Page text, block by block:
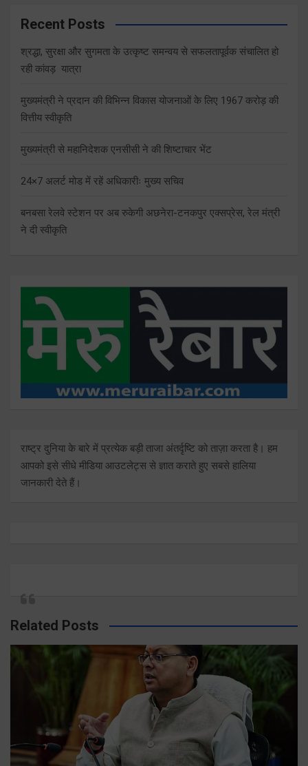
Recent Posts
श्रद्धा, सुरक्षा और सुगमता के उत्कृष्ट समन्वय से सफलतापूर्वक संचालित हो
रही कांवड़ यात्रा
मुख्यमंत्री ने प्रदान की विभिन्न विकास योजनाओं के लिए 1967 करोड़ की
वित्तीय स्वीकृति
मुख्यमंत्री से महानिदेशक एनसीसी ने की शिष्टाचार भेंट
24×7 अलर्ट मोड में रहें अधिकारीः मुख्य सचिव
बनबसा रेलवे स्टेशन पर अब रुकेगी अछनेरा-टनकपुर एक्सप्रेस, रेल मंत्री
ने दी स्वीकृति
राष्ट्र दुनिया के बारे में प्रत्येक बड़ी ताजा अंतर्दृष्टि को ताज़ा करता है। हम
आपको इसे सीधे मीडिया आउटलेट्स से ज्ञात कराते हुए सबसे हालिया
जानकारी देते हैं।
Related Posts